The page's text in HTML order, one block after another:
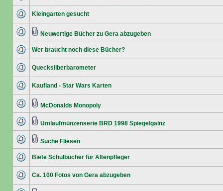
Kleingarten gesucht
Neuwertige Bücher zu Gera abzugeben
Wer braucht noch diese Bücher?
Quecksilberbarometer
Kaufland - Star Wars Karten
McDonalds Monopoly
Umlaufmünzenserie BRD 1998 Spiegelgalnz
Suche Fliesen
Biete Schulbücher für Altenpfleger
Ca. 100 Fotos von Gera abzugeben